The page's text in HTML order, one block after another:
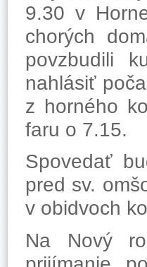
9.30 v
chorých
povzbudili
nahlásiť
z horného
faru o 7.15.
Spovedať
pred sv.
v obidvoch
Na Nový